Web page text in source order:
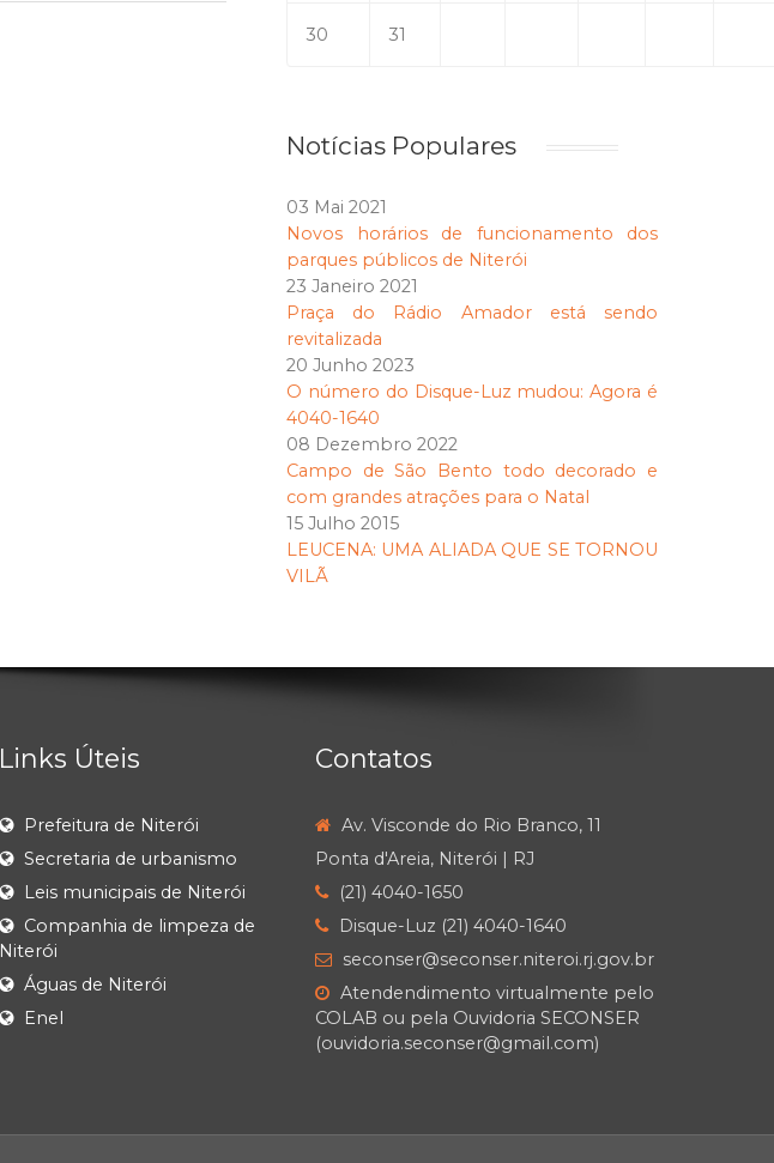
30 31
Notícias Populares
03 Mai 2021
Novos horários de funcionamento dos
parques públicos de Niterói
23 Janeiro 2021
Praça do Rádio Amador está sendo
revitalizada
20 Junho 2023
O número do Disque-Luz mudou: Agora é
4040-1640
08 Dezembro 2022
Campo de São Bento todo decorado e
com grandes atrações para o Natal
15 Julho 2015
LEUCENA: UMA ALIADA QUE SE TORNOU
VILÃ
Links Úteis
Prefeitura de Niterói
Secretaria de urbanismo
Leis municipais de Niterói
Companhia de limpeza de
Niterói
Águas de Niterói
Enel
Contatos
Av. Visconde do Rio Branco, 11
Ponta d'Areia, Niterói | RJ
(21) 4040-1650
Disque-Luz (21) 4040-1640
seconser@seconser.niteroi.rj.gov.br
Atendendimento virtualmente pelo
COLAB ou pela Ouvidoria SECONSER
(ouvidoria.seconser@gmail.com)